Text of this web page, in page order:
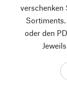
verschenken
oder den